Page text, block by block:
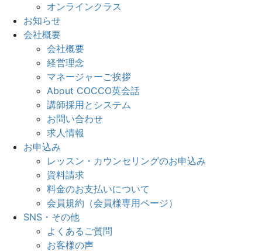
オンラインクラス
お知らせ
会社概要
会社概要
経営理念
マネージャーご挨拶
About COCCO英会話
講師採用とシステム
お問い合わせ
求人情報
お申込み
レッスン・カウンセリングのお申込み
資料請求
料金のお支払いについて
会員規約（会員様専用ページ）
SNS・その他
よくあるご質問
お客様の声